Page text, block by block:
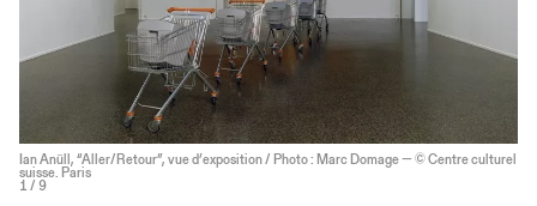
Ian Anüll, “Aller/Retour”, vue d’exposition / Photo : Marc Domage — © Centre culturel
suisse. Paris
1 / 9